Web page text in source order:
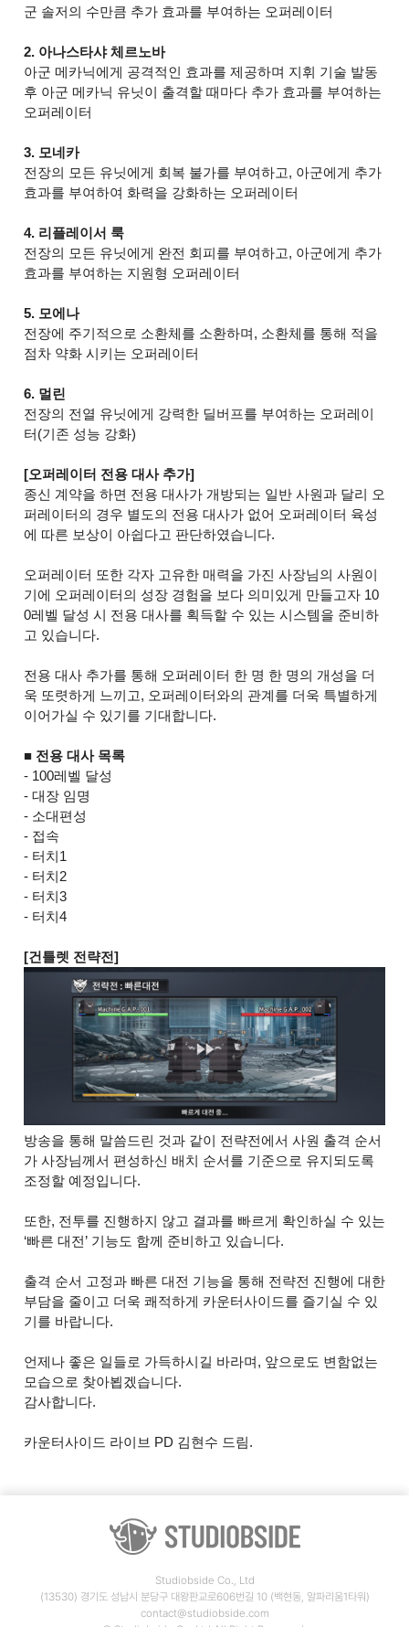
군 솔저의 수만큼 추가 효과를 부여하는 오퍼레이터
2. 아나스타샤 체르노바
아군 메카닉에게 공격적인 효과를 제공하며 지휘 기술 발동
후 아군 메카닉 유닛이 출격할 때마다 추가 효과를 부여하는
오퍼레이터
3. 모네카
전장의 모든 유닛에게 회복 불가를 부여하고, 아군에게 추가
효과를 부여하여 화력을 강화하는 오퍼레이터
4. 리플레이서 룩
전장의 모든 유닛에게 완전 회피를 부여하고, 아군에게 추가
효과를 부여하는 지원형 오퍼레이터
5. 모에나
전장에 주기적으로 소환체를 소환하며, 소환체를 통해 적을
점차 약화 시키는 오퍼레이터
6. 멀린
전장의 전열 유닛에게 강력한 딜버프를 부여하는 오퍼레이
터(기존 성능 강화)
[오퍼레이터 전용 대사 추가]
종신 계약을 하면 전용 대사가 개방되는 일반 사원과 달리 오
퍼레이터의 경우 별도의 전용 대사가 없어 오퍼레이터 육성
에 따른 보상이 아쉽다고 판단하였습니다.
오퍼레이터 또한 각자 고유한 매력을 가진 사장님의 사원이
기에 오퍼레이터의 성장 경험을 보다 의미있게 만들고자 10
0레벨 달성 시 전용 대사를 획득할 수 있는 시스템을 준비하
고 있습니다.
전용 대사 추가를 통해 오퍼레이터 한 명 한 명의 개성을 더
욱 또렷하게 느끼고, 오퍼레이터와의 관계를 더욱 특별하게
이어가실 수 있기를 기대합니다.
■ 전용 대사 목록
- 100레벨 달성
- 대장 임명
- 소대편성
- 접속
- 터치1
- 터치2
- 터치3
- 터치4
[건틀렛 전략전]
방송을 통해 말씀드린 것과 같이 전략전에서 사원 출격 순서
가 사장님께서 편성하신 배치 순서를 기준으로 유지되도록
조정할 예정입니다.
또한, 전투를 진행하지 않고 결과를 빠르게 확인하실 수 있는
‘빠른 대전’ 기능도 함께 준비하고 있습니다.
출격 순서 고정과 빠른 대전 기능을 통해 전략전 진행에 대한
부담을 줄이고 더욱 쾌적하게 카운터사이드를 즐기실 수 있
기를 바랍니다.
언제나 좋은 일들로 가득하시길 바라며, 앞으로도 변함없는
모습으로 찾아뵙겠습니다.
감사합니다.
카운터사이드 라이브 PD 김현수 드림.
Studiobside Co., Ltd
(13530) 경기도 성남시 분당구 대왕판교로606번길 10 (백현동, 알파리움1타워)
contact@studiobside.com